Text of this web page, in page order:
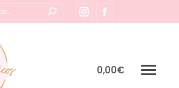
Instagram
page
new
page
in
0,00€